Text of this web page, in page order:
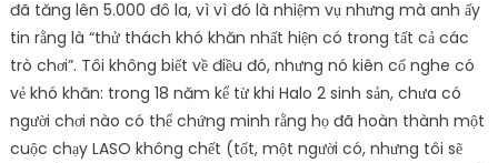
đã tăng lên 5.000 đô la, vì vì đó là nhiệm vụ nhưng mà anh ấy
tin rằng là “thử thách khó khăn nhất hiện có trong tất cả các
trò chơi”. Tôi không biết về điều đó, nhưng nó kiên cố nghe có
vẻ khó khăn: trong 18 năm kể từ khi Halo 2 sinh sản, chưa có
người chơi nào có thể chứng minh rằng họ đã hoàn thành một
cuộc chạy LASO không chết (tốt, một người có, nhưng tôi sẽ